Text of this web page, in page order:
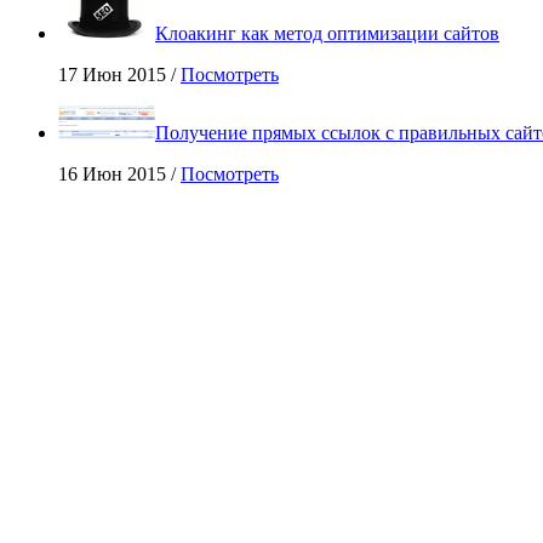
Клоакинг как метод оптимизации сайтов
17 Июн 2015 /Посмотреть
Получение прямых ссылок с правильных
16 Июн 2015 /Посмотреть